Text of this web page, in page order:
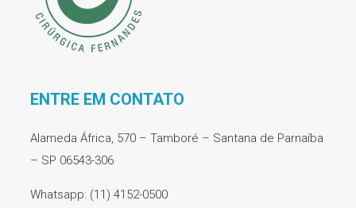
ENTRE EM CONTATO
Alameda África, 570 – Tamboré – Santana de Parnaíba
– SP 06543-306
Whatsapp: (11) 4152-0500